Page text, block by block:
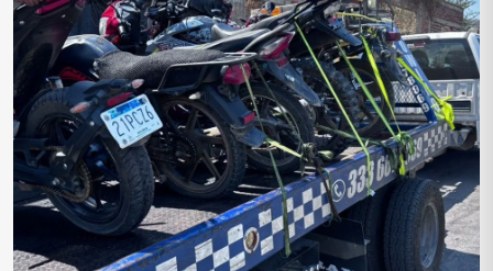
Deportes
Cultura
Turismo
Ecología
Movilidad
Seguridad
Educación